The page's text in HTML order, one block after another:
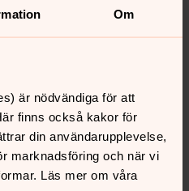
Om
är nödvändiga för att
finns också kakor för
din användarupplevelse,
marknadsföring och när vi
Läs mer om våra
tolka och gestalta liv.
kyrkoråden ser på sin
mellan kyrkoherde och
och möjligheterna?